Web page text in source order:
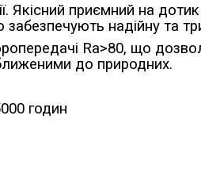
Якісний приємний на
надійну та
Ra>80, що
до природних.
годин